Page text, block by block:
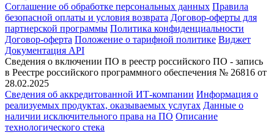
Соглашение об обработке персональных данных Правила
безопасной оплаты и условия возврата Договор-оферты для
партнерской программы Политика конфиденциальности
Договор-оферта Положение о тарифной политике Виджет
Документация API
Сведения о включении ПО в реестр российского ПО - запись
в Реестре российского программного обеспечения № 26816 от
28.02.2025
Сведения об аккредитованной ИТ-компании Информация о
реализуемых продуктах, оказываемых услугах Данные о
наличии исключительного права на ПО Описание
технологического стека